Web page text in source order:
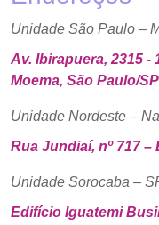
Unidade São Paulo –
Av. Ibirapuera, 2315 -
Moema, São Paulo/SP
Unidade Nordeste –
Rua Jundiaí, nº 717
Unidade Sorocaba –
Edifício Iguatemi